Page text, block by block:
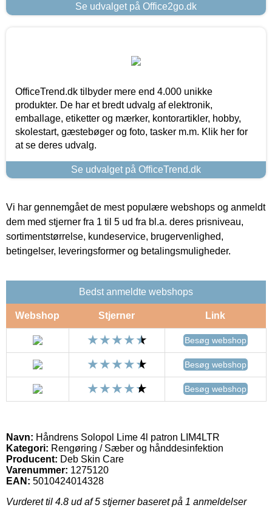
Se udvalget på Office2go.dk
OfficeTrend.dk tilbyder mere end 4.000 unikke
produkter. De har et bredt udvalg af elektronik,
emballage, etiketter og mærker, kontorartikler, hobby,
skolestart, gæstebøger og foto, tasker m.m. Klik her for
at se deres udvalg.
Se udvalget på OfficeTrend.dk
Vi har gennemgået de mest populære webshops og anmeldt
dem med stjerner fra 1 til 5 ud fra bl.a. deres prisniveau,
sortimentstørrelse, kundeservice, brugervenlighed,
betingelser, leveringsformer og betalingsmuligheder.
Bedst anmeldte webshops
Webshop Stjerner Link
Besøg webshop
Besøg webshop
Besøg webshop
Navn: Håndrens Solopol Lime 4l patron LIM4LTR
Kategori: Rengøring / Sæber og hånddesinfektion
Producent: Deb Skin Care
Varenummer: 1275120
EAN: 5010424014328
Vurderet til 4.8 ud af 5 stjerner baseret på 1 anmeldelser